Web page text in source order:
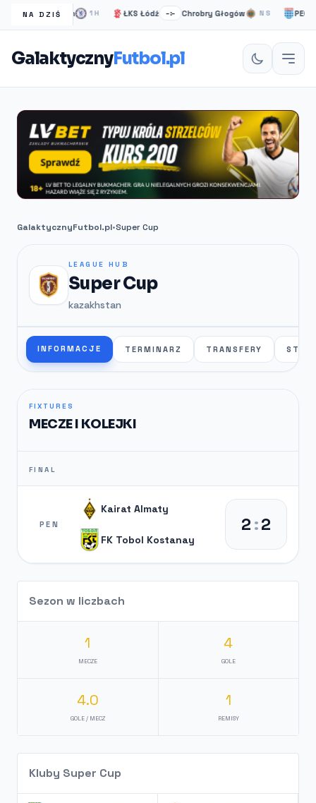
NA DZIŚ
Chelsea Londyn 1H ŁKS Łódź –:– Chrobry Głogów NS PEC
GalaktycznyFutbol.pl
GalaktycznyFutbol.pl•Super Cup
LEAGUE HUB
Super Cup
kazakhstan
INFORMACJE TERMINARZ TRANSFERY
FIXTURES
MECZE I KOLEJKI
FINAL
PEN
Kairat Almaty
FK Tobol Kostanay
2:2
Sezon w liczbach
1
MECZE
4
GOLE
4.0
GOLE / MECZ
1
REMISY
Kluby Super Cup